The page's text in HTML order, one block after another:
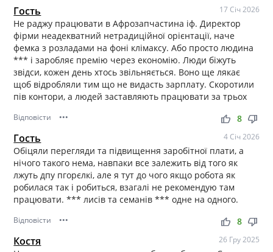
Гость 17 Січ 2026
Не раджу працювати в Афрозапчастина іф. Директор
фірми неадекватний нетрадиційної орієнтації, наче
фемка з розладами на фоні клімаксу. Або просто людина
*** і заробляє премію через економію. Люди біжуть
звідси, кожен день хтось звільняється. Воно ще лякає
щоб відробляли тим що не видасть зарплату. Скоротили
пів контори, а людей заставляють працювати за трьох
Відповісти ••• thumb_up thumb_down
8
Гость 4 Січ 2026
Обіцяли перегляди та підвищення заробітної плати, а
нічого такого нема, навпаки все залежить від того як
лжуть дпу пгорєлкі, але я тут до чого якщо робота як
робилася так і робиться, взагалі не рекомендую там
працювати. *** лисів та семанів *** одне на одного.
Відповісти ••• thumb_up thumb_down
8
Костя 26 Гру 2025